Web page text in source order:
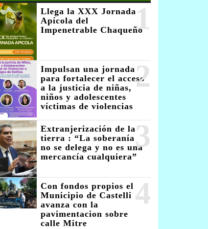
1
Llega la XXX Jornada
Apícola del
Impenetrable Chaqueño
2
Impulsan una jornada
para fortalecer el acceso
a la justicia de niñas,
niños y adolescentes
víctimas de violencias
3
Extranjerización de la
tierra : “La soberanía
no se delega y no es una
mercancía cualquiera”
4
Con fondos propios el
Municipio de Castelli
avanza con la
pavimentacion sobre
calle Mitre